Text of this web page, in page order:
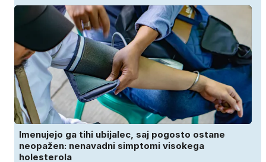
Imenujejo ga tihi ubijalec, saj pogosto ostane
neopažen: nenavadni simptomi visokega
holesterola